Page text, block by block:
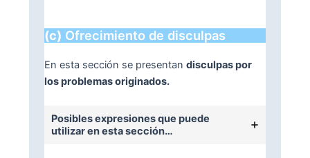
(c) Ofrecimiento de disculpas
En esta sección se presentan disculpas por
los problemas originados.
Posibles expresiones que puede
utilizar en esta sección…